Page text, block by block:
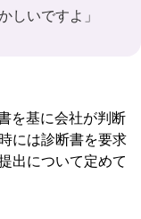
しいですよ」
を基に会社が判断
には診断書を要求
出について定めて